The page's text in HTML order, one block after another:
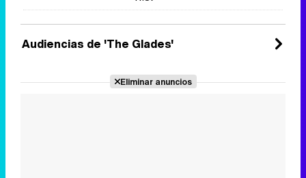
Audiencias de 'The Glades'
Eliminar anuncios